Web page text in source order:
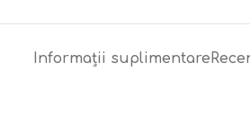
Informații suplimentare